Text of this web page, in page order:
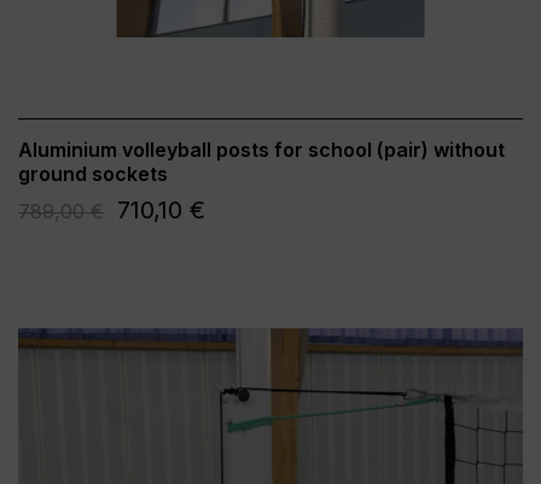
Aluminium volleyball posts for school (pair) without
ground sockets
789,00 € 710,10 €